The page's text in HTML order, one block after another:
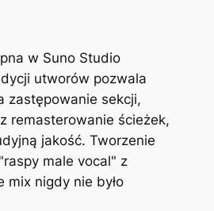
w Suno Studio
utworów pozwala
zastępowanie sekcji,
remasterowanie ścieżek,
jakość. Tworzenie
male vocal" z
mix nigdy nie było